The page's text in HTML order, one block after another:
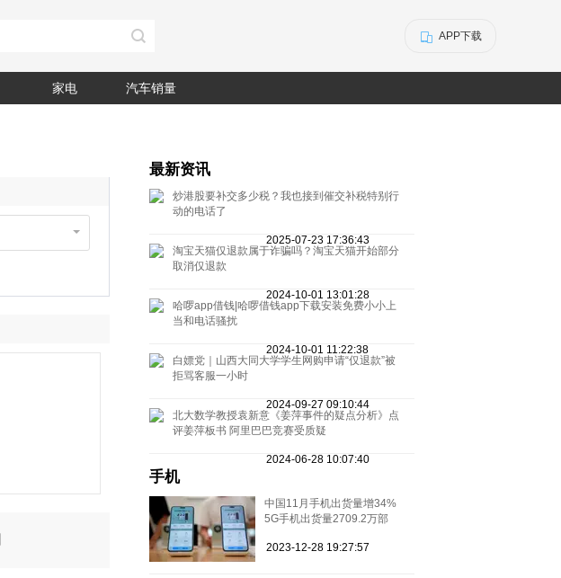
APP下载
家电 汽车销量
最新资讯
炒港股要补交多少税？我也接到催交补税特别行
动的电话了
2025-07-23 17:36:43
淘宝天猫仅退款属于诈骗吗？淘宝天猫开始部分
取消仅退款
2024-10-01 13:01:28
哈啰app借钱|哈啰借钱app下载安装免费小小上
当和电话骚扰
2024-10-01 11:22:38
白嫖党｜山西大同大学学生网购申请“仅退款”被
拒骂客服一小时
2024-09-27 09:10:44
北大数学教授袁新意《姜萍事件的疑点分析》点
评姜萍板书 阿里巴巴竞赛受质疑
2024-06-28 10:07:40
手机
中国11月手机出货量增34%
5G手机出货量2709.2万部
2023-12-28 19:27:57